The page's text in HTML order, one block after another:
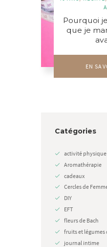
Pourquoi
que je
EN
Catégories
activité physique
Aromathérapie
cadeaux
Cercles de
DIY
EFT
fleurs de Bach
fruits et légumes
journal intime